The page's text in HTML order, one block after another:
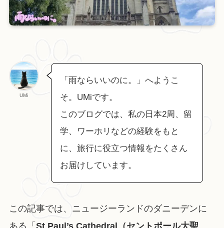
UMi
「雨ならいいのに。」へようこ
そ。UMiです。
このブログでは、私の日本2周、留
学、ワーホリなどの経験をもと
に、旅行に役立つ情報をたくさん
お届けしています。
この記事では、ニュージーランドのダニーデンに